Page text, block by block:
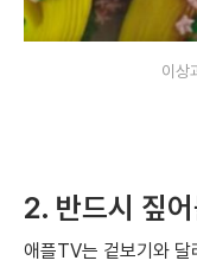
이상
2. 반드시 짚
애플TV는 겉보기와 달